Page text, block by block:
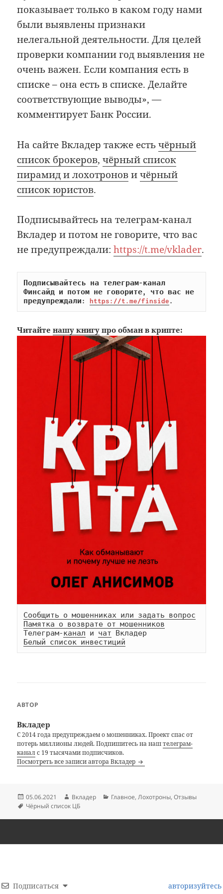
показывает только в каком году нами
были выявлены признаки
нелегальной деятельности. Для целей
проверки компании год выявления не
очень важен. Если компания есть в
списке – она есть в списке. Делайте
соответствующие выводы», —
комментирует Банк России.
На сайте Вкладер также естьчёрный
список брокеров,чёрный список
пирамид и лохотроновичёрный
список юристов.
Подписывайтесь на телеграм-канал
Вкладер и потом не говорите, что вас
не предупреждали:https://t.me/vklader.
Подписывайтесь на телеграм-канал
Финсайд и потом не говорите, что вас не
предупреждали: https://t.me/finside.
Читайтенашу книгу про обман в крипте:
Сообщить о мошенниках или задать вопрос
Памятка о возврате от мошенников
Телеграм-канал и чат
Белый список инвестиций
АВТОР
Вкладер
С 2014 года предупреждаем о мошенниках. Проект спас от
потерь миллионы людей. Подпишитесь на наштелеграм-
каналс 19 тысячами подписчиков.
Посмотреть все записи автора Вкладер
Опубликовано
05.06.2021 Автор
Вкладер Рубрики
Главное,Лохотроны,Отзывы
Метки
Чёрный список ЦБ
Подписаться авторизуйтесь